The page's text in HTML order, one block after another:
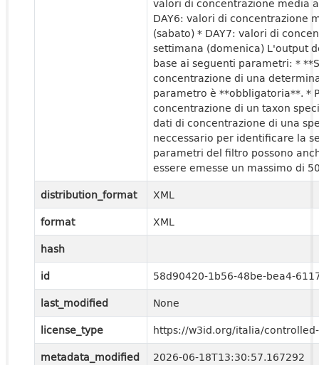
valori di concentrazione media
DAY6: valori di concentrazione
(sabato) * DAY7: valori di
settimana (domenica) L'output
base ai seguenti parametri: *
concentrazione di una
parametro è **obbligatoria**. *
concentrazione di un taxon
dati di concentrazione di una
neccessario per identificare la
parametri del filtro possono
essere emesse un massimo di
distribution_format
XML
format
XML
hash
id
58d90420-1b56-48be-bea4-
last_modified
None
license_type
https://w3id.org/italia/
metadata_modified
2026-06-18T13:30:57.167292